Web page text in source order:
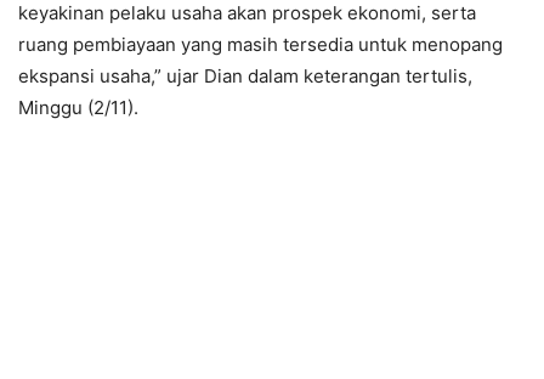
keyakinan pelaku usaha akan prospek ekonomi, serta
ruang pembiayaan yang masih tersedia untuk menopang
ekspansi usaha,” ujar Dian dalam keterangan tertulis,
Minggu (2/11).